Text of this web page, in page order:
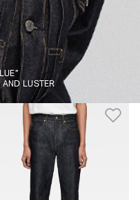
LUSTER
alla Lista dei